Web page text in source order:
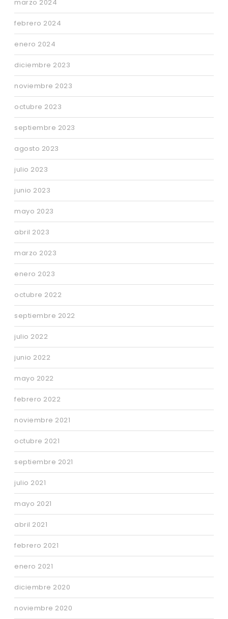
marzo 2024
febrero 2024
enero 2024
diciembre 2023
noviembre 2023
octubre 2023
septiembre 2023
agosto 2023
julio 2023
junio 2023
mayo 2023
abril 2023
marzo 2023
enero 2023
octubre 2022
septiembre 2022
julio 2022
junio 2022
mayo 2022
febrero 2022
noviembre 2021
octubre 2021
septiembre 2021
julio 2021
mayo 2021
abril 2021
febrero 2021
enero 2021
diciembre 2020
noviembre 2020